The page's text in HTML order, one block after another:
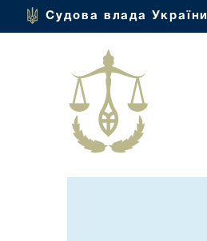
Судова влада України